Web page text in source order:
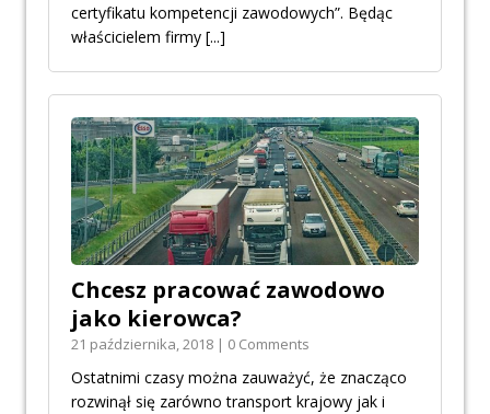
certyfikatu kompetencji zawodowych”. Będąc
właścicielem firmy [...]
Chcesz pracować zawodowo
jako kierowca?
21 października, 2018 | 0 Comments
Ostatnimi czasy można zauważyć, że znacząco
rozwinął się zarówno transport krajowy jak i